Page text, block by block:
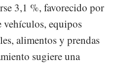
3,1 %, favorecido por
vehículos, equipos
alimentos y prendas
sugiere una